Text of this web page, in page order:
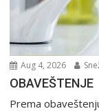
Aug 4, 2026
OBAVEŠTENJE
Prema